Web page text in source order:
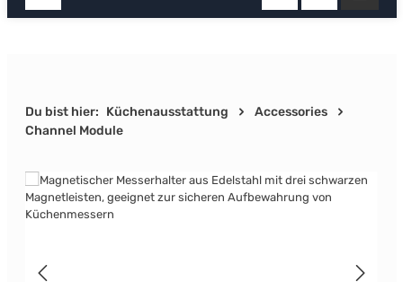
Du bist hier: Küchenausstattung
Accessories
Channel Module
Bildergalerie überspringen